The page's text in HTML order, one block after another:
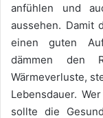
anfühlen und
aussehen. Damit
einen guten
dämmen den
Wärmeverluste,
Lebensdauer.
sollte die